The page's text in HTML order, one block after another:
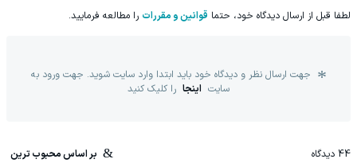
لطفا قبل از ارسال دیدگاه خود، حتما قوانین و مقررات را مطالعه فرمایید.
جهت ارسال نظر و دیدگاه خود باید ابتدا وارد سایت شوید. جهت ورود به
سایت اینجا را کلیک کنید
44 دیدگاه بر اساس محبوب ترین